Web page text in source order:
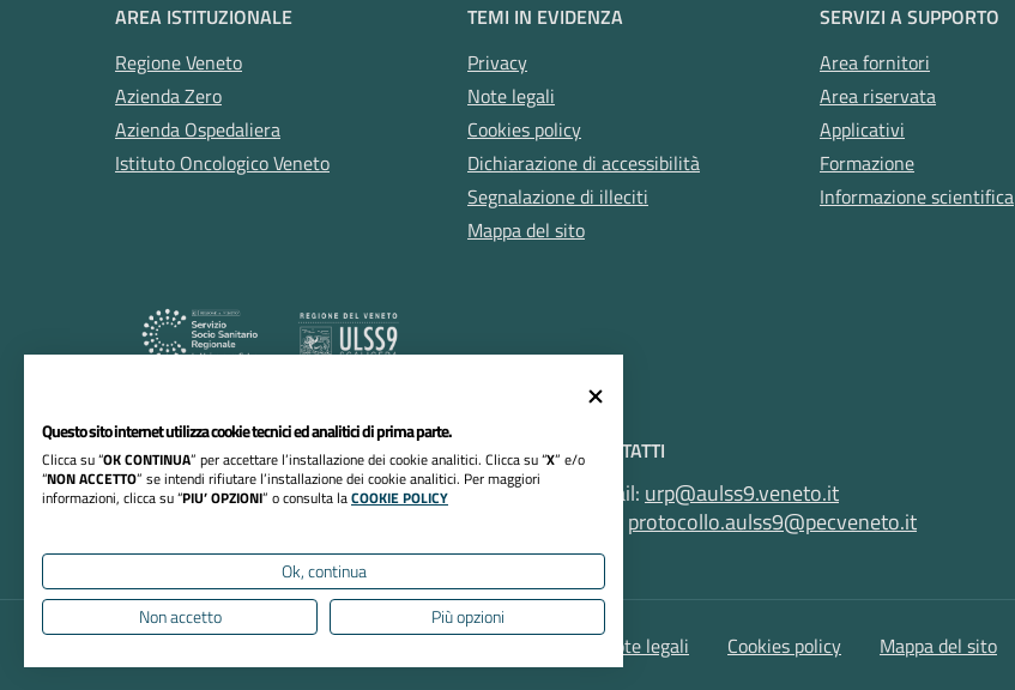
AREA ISTITUZIONALE
Regione Veneto
Azienda Zero
Azienda Ospedaliera
Istituto Oncologico Veneto
TEMI IN EVIDENZA
Privacy
Note legali
Cookies policy
Dichiarazione di accessibilità
Segnalazione di illeciti
Mappa del sito
SERVIZI A SUPPORTO
Area fornitori
Area riservata
Applicativi
Formazione
Informazione scientifica
RIFERIMENTI
Azienda ULSS n. 9 Scaligera
Partita Iva/Codice Fiscale 02573090236
CONTATTI
Email: urp@aulss9.veneto.it
protocollo.aulss9@pecveneto.it
Note legali Cookies policy Mappa del sito
Questo sito internet utilizza cookie tecnici ed analitici di prima parte.
Clicca su “OK CONTINUA” per accettare l’installazione dei cookie analitici. Clicca su “X” e/o
“NON ACCETTO” se intendi rifiutare l’installazione dei cookie analitici. Per maggiori
informazioni, clicca su “PIU’ OPZIONI” o consulta laCOOKIE POLICY
Ok, continua
Non accetto
Più opzioni